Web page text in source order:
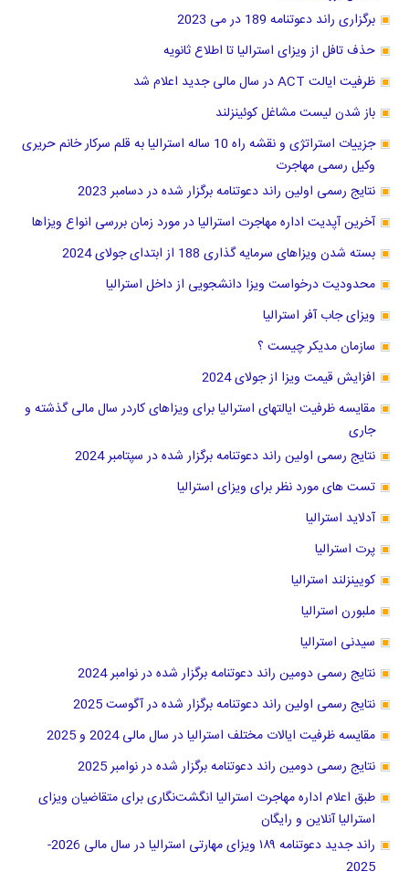
برگزاری راند دعوتنامه 189 در می 2023
حذف تافل از ویزای استرالیا تا اطلاع ثانویه
ظرفیت ایالت ACT در سال مالی جدید اعلام شد
باز شدن لیست مشاغل کوئینزلند
جزییات استراتژی و نقشه راه 10 ساله استرالیا به قلم سرکار خانم حریری
وکیل رسمی مهاجرت
نتایج رسمی اولین راند دعوتنامه برگزار شده در دسامبر 2023
آخرین آپدیت اداره مهاجرت استرالیا در مورد زمان بررسی انواع ویزاها
بسته شدن ویزاهای سرمایه گذاری 188 از ابتدای جولای 2024
محدودیت درخواست ویزا دانشجویی از داخل استرالیا
ویزای جاب آفر استرالیا
سازمان مدیکر چیست ؟
افزایش قیمت ویزا از جولای 2024
مقایسه ظرفیت ایالتهای استرالیا برای ویزاهای کاردر سال مالی گذشته و
جاری
نتایج رسمی اولین راند دعوتنامه برگزار شده در سپتامبر 2024
تست های مورد نظر برای ویزای استرالیا
آدلاید استرالیا
پرت استرالیا
کویینزلند استرالیا
ملبورن استرالیا
سیدنی استرالیا
نتایج رسمی دومین راند دعوتنامه برگزار شده در نوامبر 2024
نتایج رسمی اولین راند دعوتنامه برگزار شده در آگوست 2025
مقایسه ظرفیت ایالات مختلف استرالیا در سال مالی 2024 و 2025
نتایج رسمی دومین راند دعوتنامه برگزار شده در نوامبر 2025
طبق اعلام اداره مهاجرت استرالیا انگشت‌نگاری برای متقاضیان ویزای
استرالیا آنلاین و رایگان
راند جدید دعوتنامه ۱۸۹ ویزای مهارتی استرالیا در سال مالی 2026-
2025